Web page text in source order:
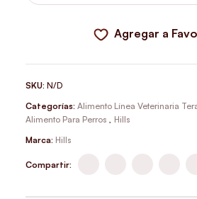
Agregar a
SKU:N/D
Categorías: Alimento Línea Veterinaria
Alimento Para Perros , Hills
Marca: Hills
Compartir: